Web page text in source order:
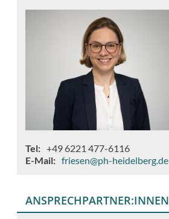
Tel
+49 6221 477-6116
E-Mail
friesen@ph-heidelberg.de
ANSPRECHPARTNER:INNEN